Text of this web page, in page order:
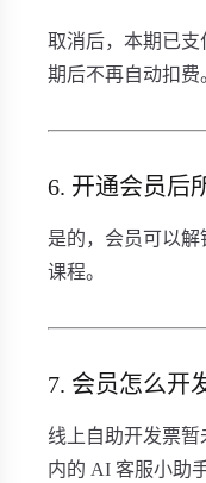
取消后，本期已支
期后不再自动扣费
6. 开通会员后
是的，会员可以
课程。
7. 会员怎么开
线上自助开发票
内的 AI 客服小助